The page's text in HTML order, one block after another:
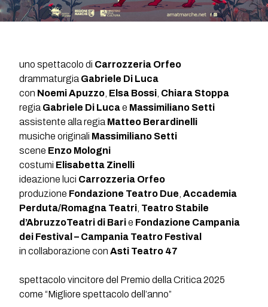
uno spettacolo di Carrozzeria Orfeo
drammaturgia Gabriele Di Luca
con Noemi Apuzzo Elsa Bossi Chiara Stoppa
regia Gabriele Di Lucae Massimiliano Setti
assistente alla regia Matteo Berardinelli
musiche originali Massimiliano Setti
scene Enzo Mologni
costumi Elisabetta Zinelli
ideazione luci Carrozzeria Orfeo
produzione Fondazione Teatro Due ,Accademia
Perduta/Romagna Teatri Teatro Stabile
d’AbruzzoTeatri di Barie Fondazione Campania
dei Festival – Campania Teatro Festival
in collaborazione conAsti Teatro 47
spettacolo vincitore del Premio della Critica 2025
come “Migliore spettacolo dell’anno”